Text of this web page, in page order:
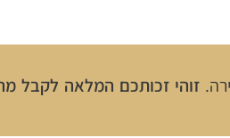
זוהי זכותכם המלאה לקבל